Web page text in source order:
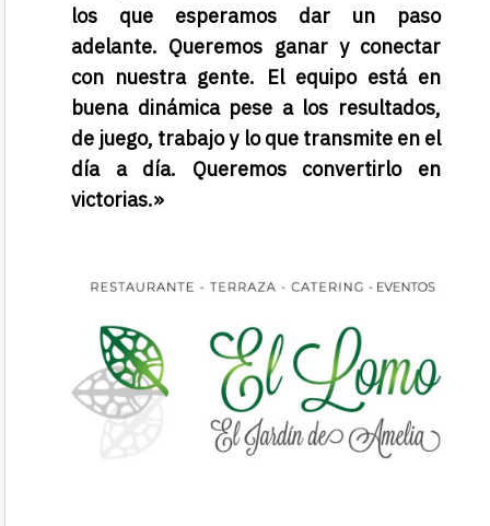
los que esperamos dar un paso
adelante. Queremos ganar y conectar
con nuestra gente. El equipo está en
buena dinámica pese a los resultados,
de juego, trabajo y lo que transmite en el
día a día. Queremos convertirlo en
victorias.»